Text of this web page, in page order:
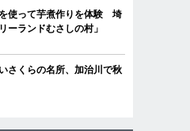
使って芋煮作りを体験 埼
ーランドむさしの村」
さくらの名所、加治川で秋